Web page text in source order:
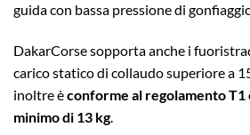
guida con bassa pressione di
DakarCorse sopporta anche i
carico statico di collaudo superiore a
inoltre èconforme al regolamento T1
minimo di 13 kg.